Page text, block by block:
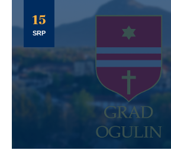
15
SRP